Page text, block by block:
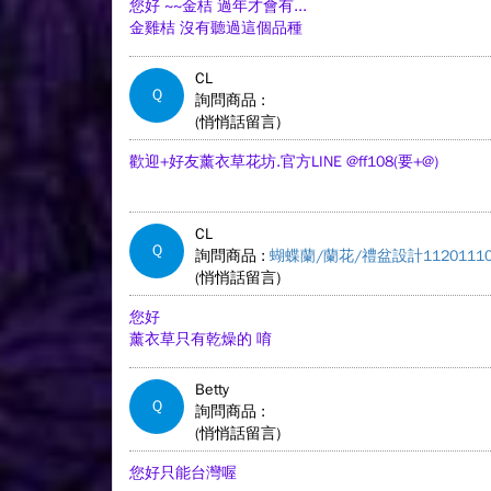
您好 ~~金桔 過年才會有...
金雞桔 沒有聽過這個品種
Q
CL
詢問商品 :
(悄悄話留言)
歡迎+好友薰衣草花坊.官方LINE @ff108(要+@)
Q
CL
詢問商品 : 蝴蝶蘭/蘭花/禮盆設計
(悄悄話留言)
您好
薰衣草只有乾燥的 唷
Q
Betty
詢問商品 :
(悄悄話留言)
您好只能台灣喔